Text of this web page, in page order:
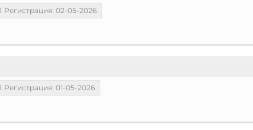
Регистрация: 02-05-2026
Регистрация: 01-05-2026